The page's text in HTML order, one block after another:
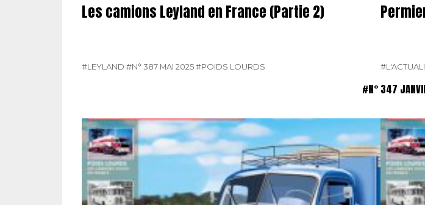
Les camions Leyland en France (Partie 2)
#LEYLAND #N° 387 MAI 2025#POIDS LOURDS
#N° 347